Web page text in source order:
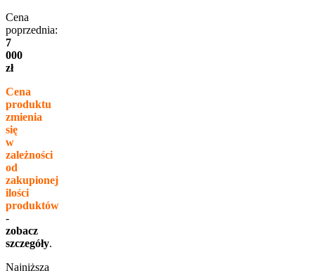
Cena
poprzednia:
7
000
zł
Cena
produktu
zmienia
się
w
zależności
od
zakupionej
ilości
produktów
-
zobacz
szczegóły.
Najniższa